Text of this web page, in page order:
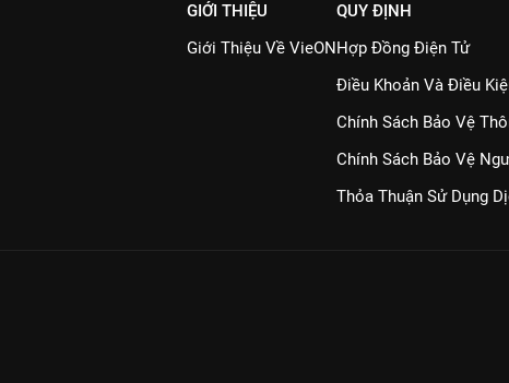
GIỚI THIỆU
Giới Thiệu Về VieON
QUY ĐỊNH
Hợp Đồng Điện Tử
Điều Khoản Và Điều
Chính Sách Bảo Vệ
Chính Sách Bảo Vệ
Thỏa Thuận Sử Dụng